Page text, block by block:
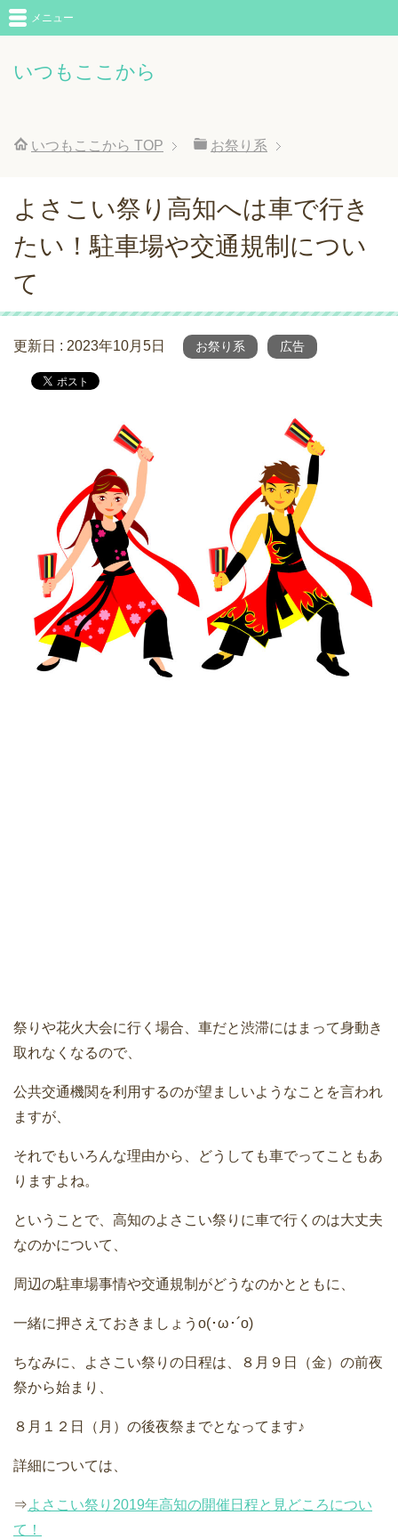
いつもここから
メニュー
いつもここから TOP お祭り系
よさこい祭り高知へは車で行き
たい！駐車場や交通規制につい
て
更新日 : 2023年10月5日 お祭り系 広告
祭りや花火大会に行く場合、車だと渋滞にはまって身動き
取れなくなるので、
公共交通機関を利用するのが望ましいようなことを言われ
ますが、
それでもいろんな理由から、どうしても車でってこともあ
りますよね。
ということで、高知のよさこい祭りに車で行くのは大丈夫
なのかについて、
周辺の駐車場事情や交通規制がどうなのかとともに、
一緒に押さえておきましょうo(･ω･´o)
ちなみに、よさこい祭りの日程は、８月９日（金）の前夜
祭から始まり、
８月１２日（月）の後夜祭までとなってます♪
詳細については、
⇒よさこい祭り2019年高知の開催日程と見どころについ
て！